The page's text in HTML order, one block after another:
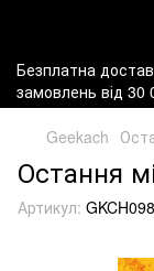
Безплатна
замовлень від 30
Geekach
Остання
Артикул: